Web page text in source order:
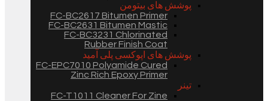
پوشش های بیتومن
FC-BC2617 Bitumen Primer
FC-BC2631 Bitumen Mastic
FC-BC3231 Chlorinated
Rubber Finish Coat
پوشش های اپوکسی پلی آمید
FC-EPC7010 Polyamide Cured
Zinc Rich Epoxy Primer
تینر
FC-T1011 Cleaner For Zine